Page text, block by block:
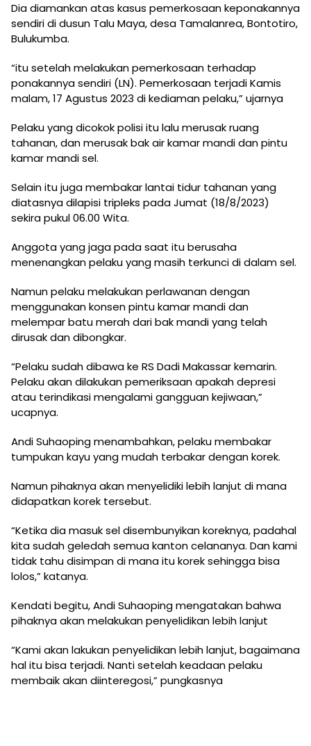
Dia diamankan atas kasus pemerkosaan keponakannya
sendiri di dusun Talu Maya, desa Tamalanrea, Bontotiro,
Bulukumba.
“itu setelah melakukan pemerkosaan terhadap
ponakannya sendiri (LN). Pemerkosaan terjadi Kamis
malam, 17 Agustus 2023 di kediaman pelaku,” ujarnya
Pelaku yang dicokok polisi itu lalu merusak ruang
tahanan, dan merusak bak air kamar mandi dan pintu
kamar mandi sel.
Selain itu juga membakar lantai tidur tahanan yang
diatasnya dilapisi tripleks pada Jumat (18/8/2023)
sekira pukul 06.00 Wita.
Anggota yang jaga pada saat itu berusaha
menenangkan pelaku yang masih terkunci di dalam sel.
Namun pelaku melakukan perlawanan dengan
menggunakan konsen pintu kamar mandi dan
melempar batu merah dari bak mandi yang telah
dirusak dan dibongkar.
“Pelaku sudah dibawa ke RS Dadi Makassar kemarin.
Pelaku akan dilakukan pemeriksaan apakah depresi
atau terindikasi mengalami gangguan kejiwaan,”
ucapnya.
Andi Suhaoping menambahkan, pelaku membakar
tumpukan kayu yang mudah terbakar dengan korek.
Namun pihaknya akan menyelidiki lebih lanjut di mana
didapatkan korek tersebut.
“Ketika dia masuk sel disembunyikan koreknya, padahal
kita sudah geledah semua kanton celananya. Dan kami
tidak tahu disimpan di mana itu korek sehingga bisa
lolos,” katanya.
Kendati begitu, Andi Suhaoping mengatakan bahwa
pihaknya akan melakukan penyelidikan lebih lanjut
“Kami akan lakukan penyelidikan lebih lanjut, bagaimana
hal itu bisa terjadi. Nanti setelah keadaan pelaku
membaik akan diinteregosi,” pungkasnya